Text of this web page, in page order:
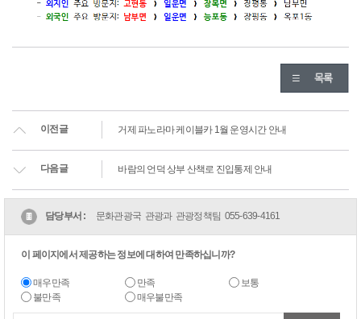
이전글 거제 파노라마 케이블카 1월 운영시간 안내
다음글 바람의 언덕 상부 산책로 진입통제 안내
담당부서 : 문화관광국 관광과 관광정책팀 055-639-4161
이 페이지에서 제공하는 정보에 대하여 만족하십니까?
매우만족 만족
보통
불만족
매우불만족